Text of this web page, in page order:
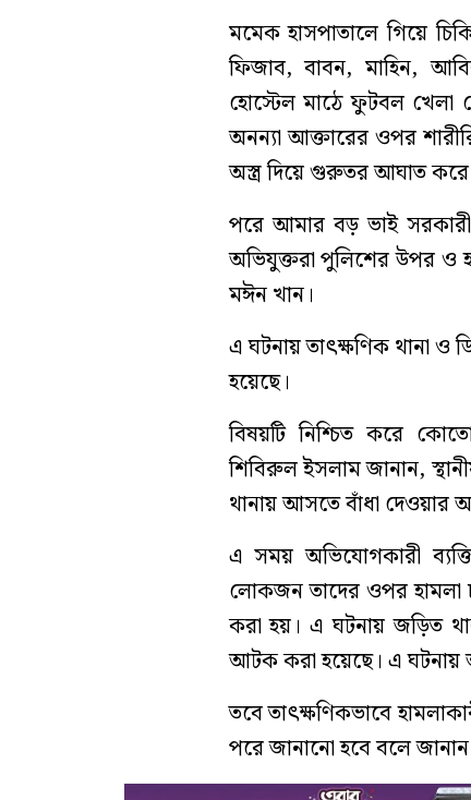
মমেক হাসপাতালে গিয়ে
ফিজাব, বাবন, মাহিন,
হোস্টেল মাঠে ফুটবল খেলা
অনন্যা আক্তারের ওপর
অস্ত্র দিয়ে গুরুতর আঘাত
পরে আমার বড় ভাই
অভিযুক্তরা পুলিশের উপর ও
মঈন খান।
এ ঘটনায় তাৎক্ষণিক থানা
হয়েছে।
বিষয়টি নিশ্চিত করে
শিবিরুল ইসলাম জানান,
থানায় আসতে বাঁধা দেওয়ার
এ সময় অভিযোগকারী
লোকজন তাদের ওপর
করা হয়। এ ঘটনায় জড়িত
আটক করা হয়েছে। এ ঘটনায়
তবে তাৎক্ষণিকভাবে
পরে জানানো হবে বলে